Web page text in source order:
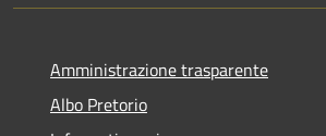
Amministrazione trasparente
Albo Pretorio